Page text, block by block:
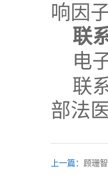
响因
联
电
联
部法
上一篇： 顾珊智